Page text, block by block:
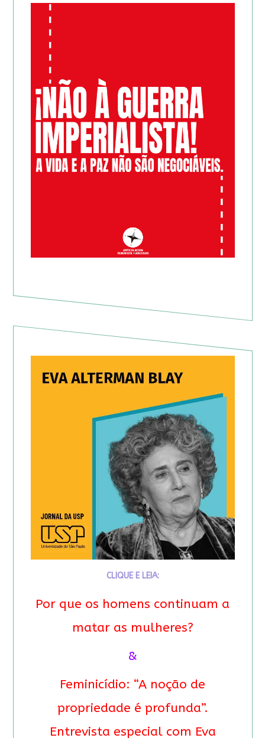
CLIQUE E LEIA:
Por que os homens continuam a
matar as mulheres?
&
Feminicídio: “A noção de
propriedade é profunda”.
Entrevista especial com Eva